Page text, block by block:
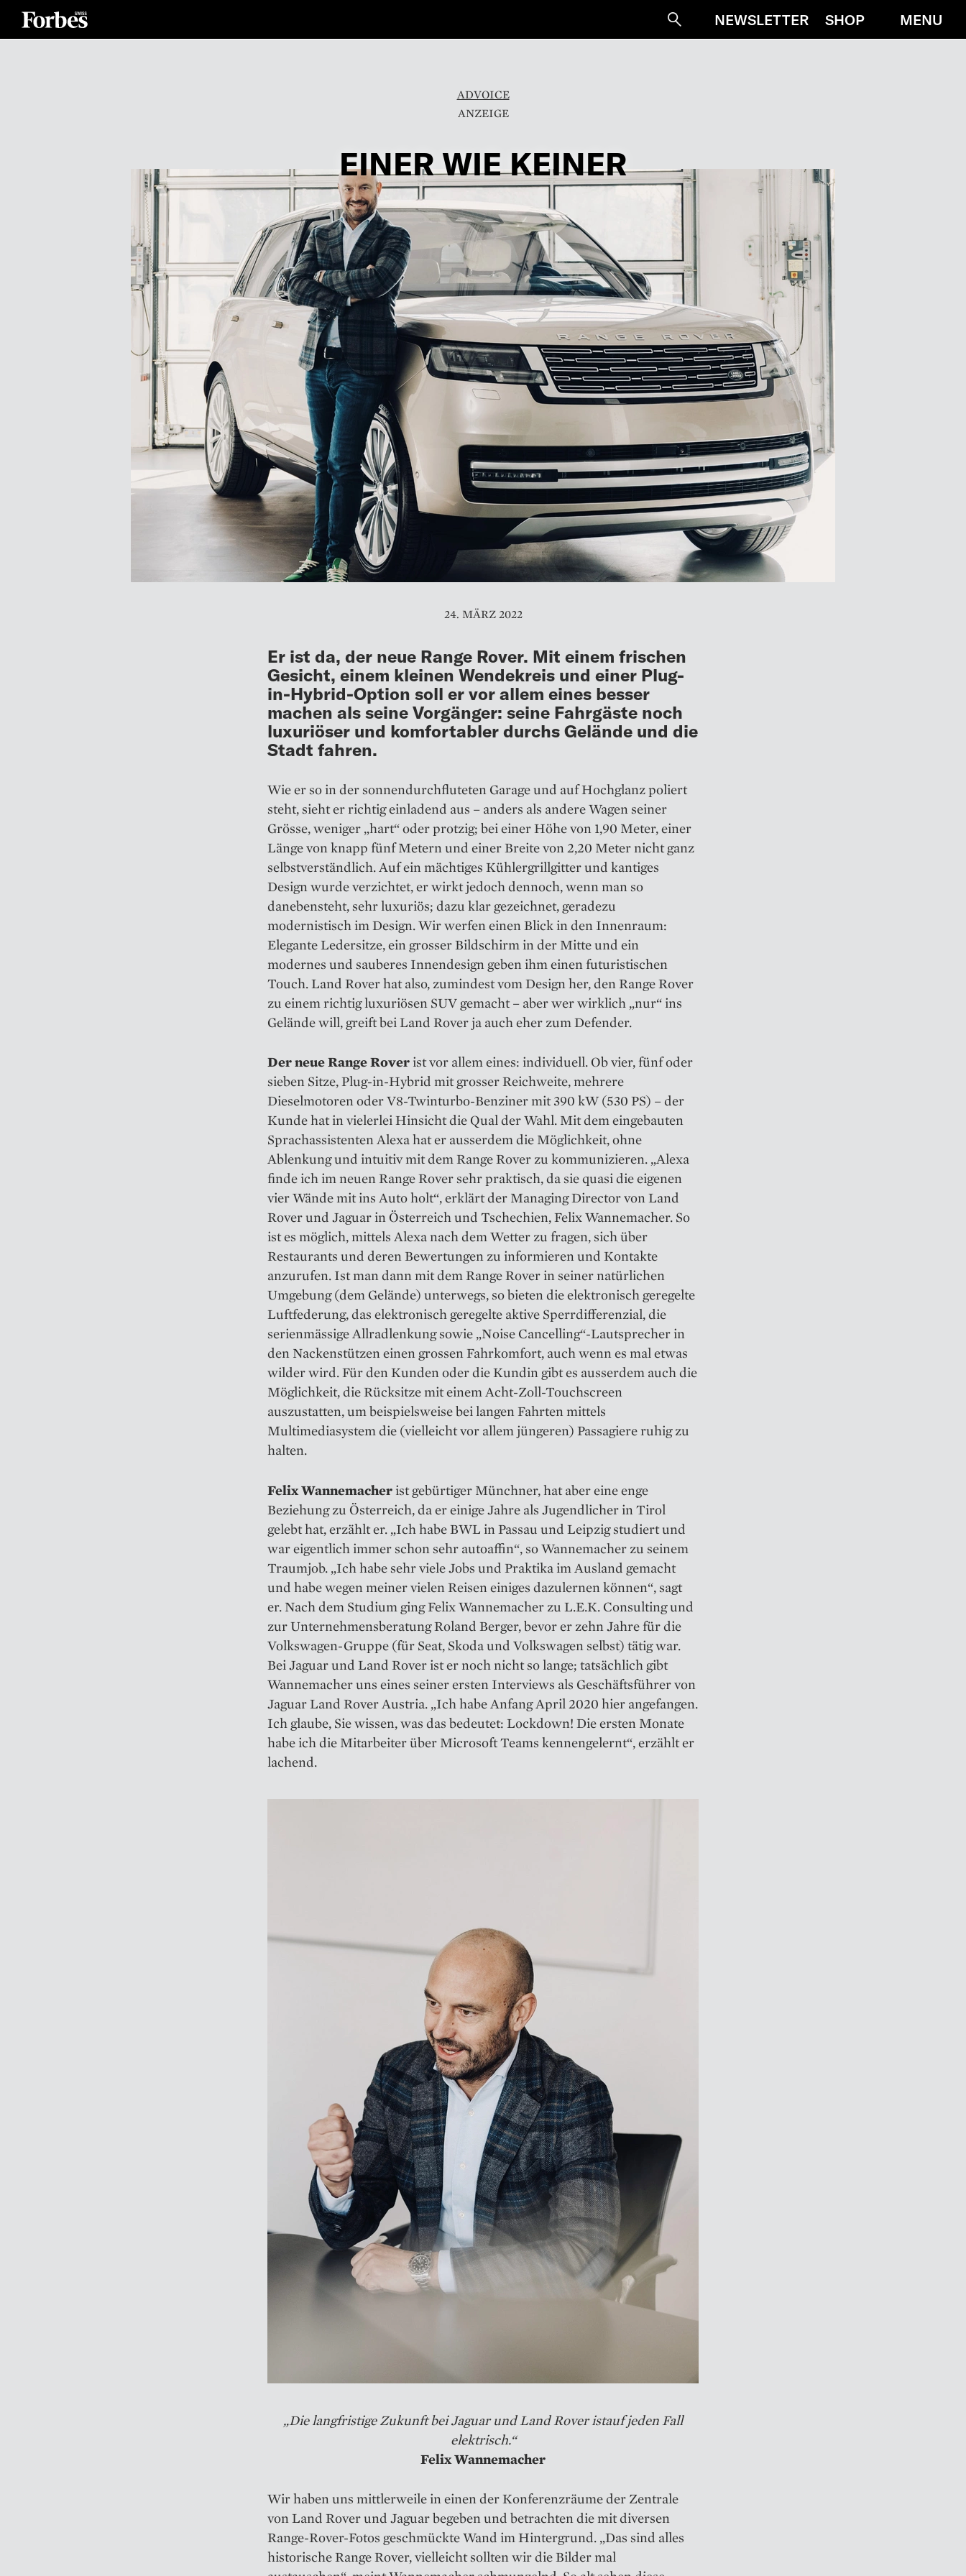
SucheNEWSLETTER SHOP MENU
ADVOICE
EINER WIE KEINER
24. MÄRZ 2022
Er ist da, der neue Range Rover. Mit einem frischen
Gesicht, einem kleinen Wendekreis und einer Plug-
in-Hybrid-Option soll er vor allem eines besser
machen als seine Vorgänger: seine Fahrgäste noch
luxuriöser und komfortabler durchs Gelände und die
Stadt fahren.
Wie er so in der sonnendurchfluteten Garage und auf Hochglanz poliert
steht, sieht er richtig einladend aus – anders als andere Wagen seiner
Grösse, weniger „hart“ oder protzig; bei einer Höhe von 1,90 Meter, einer
Länge von knapp fünf Metern und einer Breite von 2,20 Meter nicht ganz
selbstverständlich. Auf ein mächtiges Kühlergrillgitter und kantiges
Design wurde verzichtet, er wirkt jedoch dennoch, wenn man so
danebensteht, sehr luxuriös; dazu klar gezeichnet, geradezu
modernistisch im Design. Wir werfen einen Blick in den Innenraum:
Elegante Ledersitze, ein grosser Bildschirm in der Mitte und ein
modernes und sauberes Innendesign geben ihm einen futuristischen
Touch. Land Rover hat also, zumindest vom Design her, den Range Rover
zu einem richtig luxuriösen SUV gemacht – aber wer wirklich „nur“ ins
Gelände will, greift bei Land Rover ja auch eher zum Defender.
Der neue Range Rover ist vor allem eines: individuell. Ob vier, fünf oder
sieben Sitze, Plug-in-Hybrid mit grosser Reichweite, mehrere
Dieselmotoren oder V8-Twinturbo-Benziner mit 390 kW (530 PS) – der
Kunde hat in vielerlei Hinsicht die Qual der Wahl. Mit dem eingebauten
Sprachassistenten Alexa hat er ausserdem die Möglichkeit, ohne
Ablenkung und intuitiv mit dem Range Rover zu kommunizieren. „Alexa
finde ich im neuen Range Rover sehr praktisch, da sie quasi die eigenen
vier Wände mit ins Auto holt“, erklärt der Managing Director von Land
Rover und Jaguar in Österreich und Tschechien, Felix Wannemacher. So
ist es möglich, mittels Alexa nach dem Wetter zu fragen, sich über
Restaurants und deren Bewertungen zu informieren und Kontakte
anzurufen. Ist man dann mit dem Range Rover in seiner natürlichen
Umgebung (dem Gelände) unterwegs, so bieten die elektronisch geregelte
Luftfederung, das elektronisch geregelte aktive Sperrdifferenzial, die
serienmässige Allradlenkung sowie „Noise Cancelling“-Lautsprecher in
den Nackenstützen einen grossen Fahrkomfort, auch wenn es mal etwas
wilder wird. Für den Kunden oder die Kundin gibt es ausserdem auch die
Möglichkeit, die Rücksitze mit einem Acht-Zoll-Touchscreen
auszustatten, um beispielsweise bei langen Fahrten mittels
Multimediasystem die (vielleicht vor allem jüngeren) Passagiere ruhig zu
halten.
Felix Wannemacher ist gebürtiger Münchner, hat aber eine enge
Beziehung zu Österreich, da er einige Jahre als Jugendlicher in Tirol
gelebt hat, erzählt er. „Ich habe BWL in Passau und Leipzig studiert und
war eigentlich immer schon sehr autoaffin“, so Wannemacher zu seinem
Traumjob. „Ich habe sehr viele Jobs und Praktika im Ausland gemacht
und habe wegen meiner vielen Reisen einiges dazulernen können“, sagt
er. Nach dem Studium ging Felix Wannemacher zu L.E.K. Consulting und
zur Unternehmensberatung Roland Berger, bevor er zehn Jahre für die
Volkswagen-Gruppe (für Seat, Skoda und Volkswagen selbst) tätig war.
Bei Jaguar und Land Rover ist er noch nicht so lange; tatsächlich gibt
Wannemacher uns eines seiner ersten Interviews als Geschäftsführer von
Jaguar Land Rover Austria. „Ich habe Anfang April 2020 hier angefangen.
Ich glaube, Sie wissen, was das bedeutet: Lockdown! Die ersten Monate
habe ich die Mitarbeiter über Microsoft Teams kennengelernt“, erzählt er
lachend.
„Die langfristige Zukunft bei Jaguar und Land Rover istauf jeden Fall
elektrisch.“
Felix Wannemacher
Wir haben uns mittlerweile in einen der Konferenzräume der Zentrale
von Land Rover und Jaguar begeben und betrachten die mit diversen
Range-Rover-Fotos geschmückte Wand im Hintergrund. „Das sind alles
historische Range Rover, vielleicht sollten wir die Bilder mal